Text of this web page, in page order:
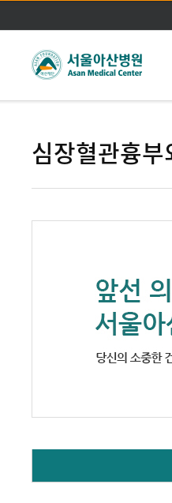
본문
심장혈관흉부